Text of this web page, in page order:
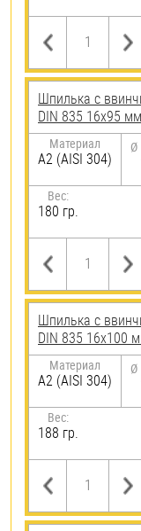
Шпилька c
DIN 835 16х95
Материал
А2 (AISI 304)
Ø
Вес:
180 гр.
Шпилька c
DIN 835 16х100
Материал
А2 (AISI 304)
Ø
Вес:
188 гр.